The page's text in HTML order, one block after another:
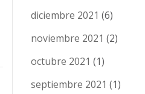
diciembre 2021 (6)
noviembre 2021 (2)
octubre 2021 (1)
septiembre 2021 (1)